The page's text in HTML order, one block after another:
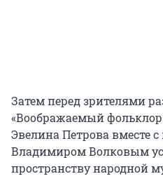
Затем перед зрителями
«Воображаемый
Эвелина Петрова вместе
Владимиром Волковым
пространству народной